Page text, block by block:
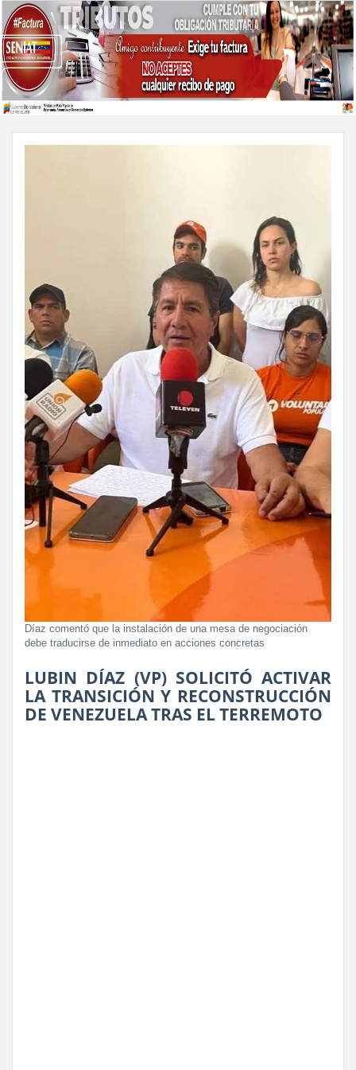
Díaz comentó que la instalación de una mesa de negociación
debe traducirse de inmediato en acciones concretas
LUBIN DÍAZ (VP) SOLICITÓ ACTIVAR
LA TRANSICIÓN Y RECONSTRUCCIÓN
DE VENEZUELA TRAS EL TERREMOTO